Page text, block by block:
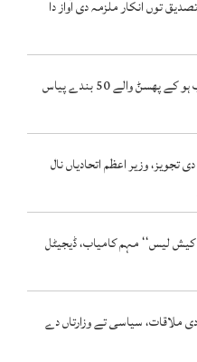
توں انکار ملزمہ دی آواز دا
نائیجر دے صحرائے صحارا وچ گڈی خراب ہو کے پھسݨ والے 50 بندے پیاس
فیصد اضافے دی تجویز، وزیر اعظم اتحادیاں نال
لیس‘‘ مہم کامیاب، ڈیجیٹل
دی ملاقات، سیاسی تے وزارتاں دے